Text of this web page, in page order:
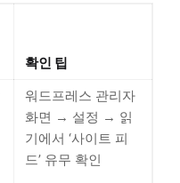
확인 팁
워드프레스 관리자
화면 → 설정 → 읽
기에서 ‘사이트 피
드’ 유무 확인